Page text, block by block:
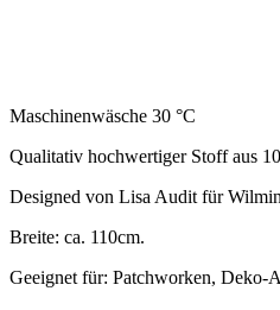
Maschinenwäsche 30 °C
Qualitativ hochwertiger Stoff aus
Designed von Lisa Audit für
Breite: ca. 110cm.
Geeignet für: Patchworken, Deko-